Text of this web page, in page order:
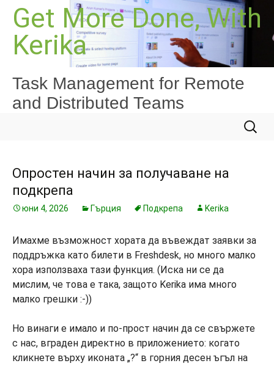
Към
съдържанието
Get More Done, With
Kerika
Task Management for Remote
and Distributed Teams
за:
Опростен начин за получаване на
подкрепа
юни 4, 2026 Гърция Подкрепа Kerika
Имахме възможност хората да въвеждат заявки за
поддръжка като билети в Freshdesk, но много малко
хора използваха тази функция. (Иска ни се да
мислим, че това е така, защото Kerika има много
малко грешки :-))
Но винаги е имало и по-прост начин да се свържете
с нас, вграден директно в приложението: когато
кликнете върху иконата „?“ в горния десен ъгъл на